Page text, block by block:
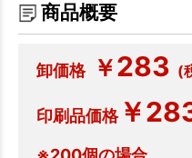
商品概要
卸価格 ￥283 (
印刷品価格￥